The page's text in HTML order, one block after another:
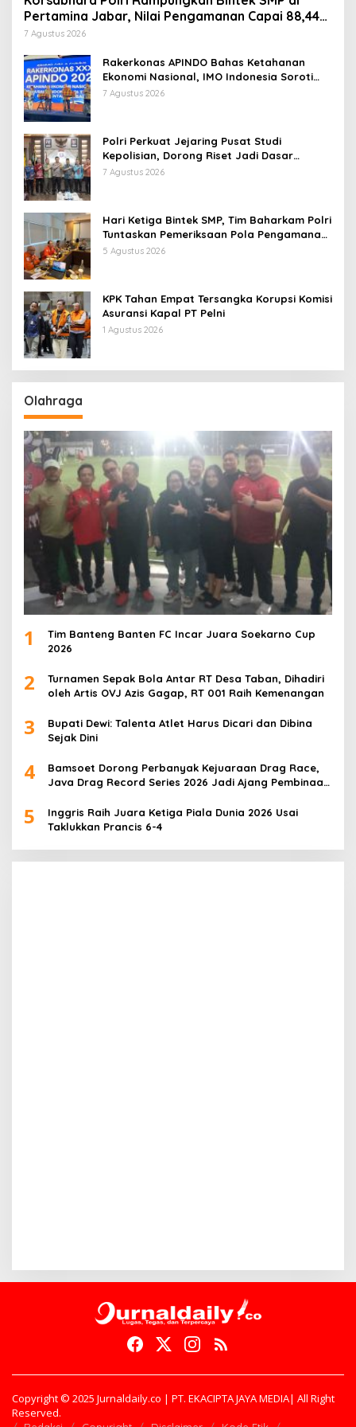
Pertamina Jabar, Nilai Pengamanan Capai 88,44
Persen
7 Agustus 2026
Rakerkonas APINDO Bahas Ketahanan
Ekonomi Nasional, IMO Indonesia Soroti
Pentingnya Kolaborasi Lintas Sektor
7 Agustus 2026
Polri Perkuat Jejaring Pusat Studi
Kepolisian, Dorong Riset Jadi Dasar
Kebijakan dan Inovasi
7 Agustus 2026
Hari Ketiga Bintek SMP, Tim Baharkam Polri
Tuntaskan Pemeriksaan Pola Pengamanan
Pertamina Patra Niaga Jabar
5 Agustus 2026
KPK Tahan Empat Tersangka Korupsi Komisi
Asuransi Kapal PT Pelni
1 Agustus 2026
Olahraga
1
Tim Banteng Banten FC Incar Juara Soekarno Cup
2026
2
Turnamen Sepak Bola Antar RT Desa Taban, Dihadiri
oleh Artis OVJ Azis Gagap, RT 001 Raih Kemenangan
3
Bupati Dewi: Talenta Atlet Harus Dicari dan Dibina
Sejak Dini
4
Bamsoet Dorong Perbanyak Kejuaraan Drag Race,
Java Drag Record Series 2026 Jadi Ajang Pembinaan
5
Inggris Raih Juara Ketiga Piala Dunia 2026 Usai
Taklukkan Prancis 6-4
Copyright © 2025 Jurnaldaily.co | PT. EKACIPTA JAYA MEDIA| All Right
Reserved.